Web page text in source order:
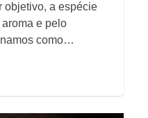
objetivo, a espécie
e pelo
como…